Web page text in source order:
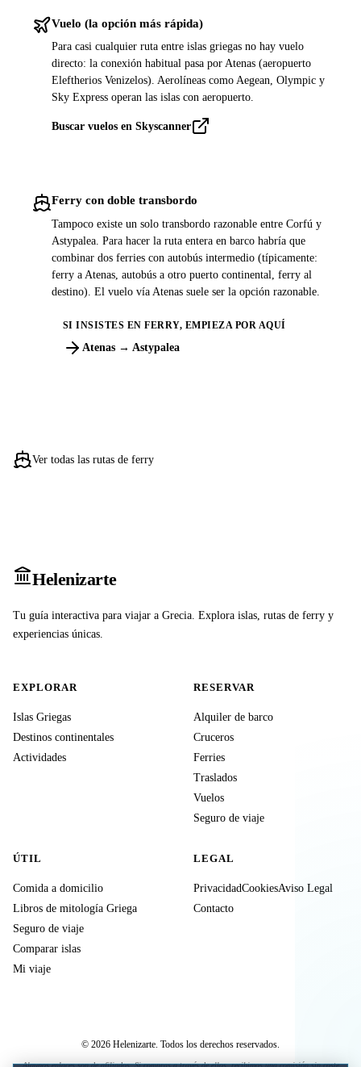
Vuelo (la opción más rápida)
Para casi cualquier ruta entre islas griegas no hay vuelo
directo: la conexión habitual pasa por Atenas (aeropuerto
Eleftherios Venizelos). Aerolíneas como Aegean, Olympic y
Sky Express operan las islas con aeropuerto.
Buscar vuelos en Skyscanner
Ferry con doble transbordo
Tampoco existe un solo transbordo razonable entre Corfú y
Astypalea. Para hacer la ruta entera en barco habría que
combinar dos ferries con autobús intermedio (típicamente:
ferry a Atenas, autobús a otro puerto continental, ferry al
destino). El vuelo vía Atenas suele ser la opción razonable.
SI INSISTES EN FERRY, EMPIEZA POR AQUÍ
Atenas → Astypalea
Ver todas las rutas de ferry
Helenizarte
Tu guía interactiva para viajar a Grecia. Explora islas, rutas de ferry y
experiencias únicas.
EXPLORAR
Islas Griegas
Destinos continentales
Actividades
RESERVAR
Alquiler de barco
Cruceros
Ferries
Traslados
Vuelos
Seguro de viaje
ÚTIL
Comida a domicilio
Libros de mitología Griega
Seguro de viaje
Comparar islas
Mi viaje
LEGAL
PrivacidadCookiesAviso Legal
Contacto
© 2026 Helenizarte. Todos los derechos reservados.
Algunos enlaces son de afiliados. Si compras a través de ellos, recibimos una comisión sin coste